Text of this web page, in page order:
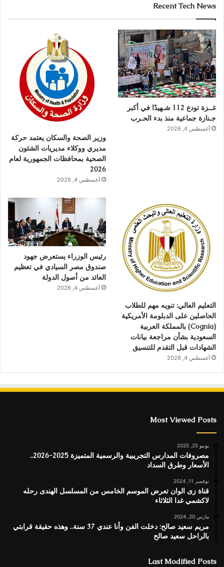
Recent Tech News
غــزة تودع 112 شـهيدًا في أكبر
جـنازة جماعية منذ بدء الحـرب
أغسطس 4, 2026
وزير الصحة والسكان يعتمد حركة
مديري ووكلاء مديريات الشئون
الصحية بمحافظات الجمهورية لعام
2026
أغسطس 4, 2026
التعليم العالي: تنويه مهم للطلاب
الحاصلين على الدبلومة الأمريكية
(Cognia) بالمملكة العربية
السعودية بشأن مراجعة بيانات
الشهادات قبل التقدم للتنسيق
أغسطس 4, 2026
رئيس الوزراء يستعرض جهود
صندوق مصر السيادي في تعظيم
العائد من أصول الدولة
أغسطس 4, 2026
Most Viewed Posts
يونيو 25, 2025
مصروفات المدارس التجريبية والرسمية المتميزة 2025-2026..
الأسعار وطرق السداد
نوفمبر 11, 2024
قناة زى الوان تعرض الموسم الخامس من المسلسل الهندى رحله
لاكشمي غدا الثلاثاء
مارس 20, 2024
مريم سعيد صالح: دخلت الفن وأنا عندي 37 سنة.. وهذه حقيقة قرابتي
بالراحل سعيد صالح
Last Modified Posts